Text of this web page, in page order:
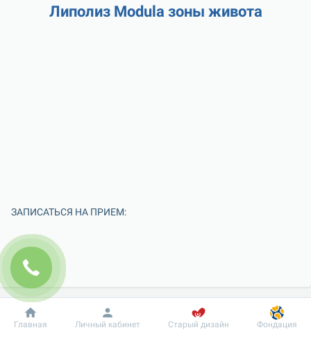
Липолиз Modula зоны живота
ЗАПИСАТЬСЯ НА ПРИЕМ:
Добробут Информация Пациенту
Главная Личный кабинет Старый дизайн Фондация